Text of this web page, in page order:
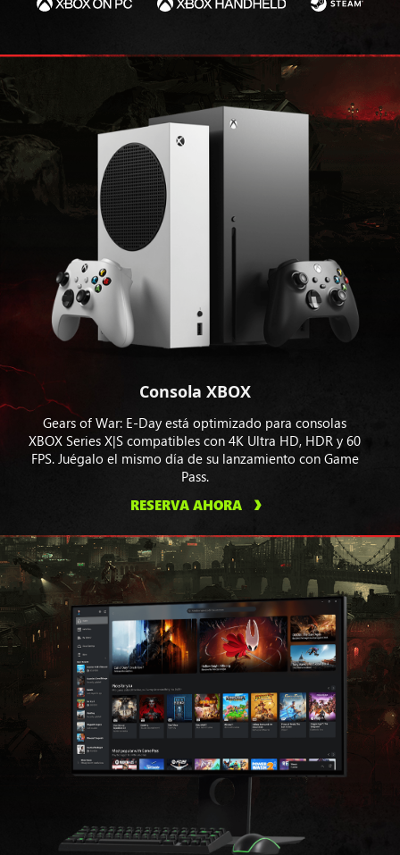
Consola XBOX
Gears of War: E-Day está optimizado para consolas
XBOX Series X|S compatibles con 4K Ultra HD, HDR y 60
FPS. Juégalo el mismo día de su lanzamiento con Game
Pass.
RESERVA AHORA